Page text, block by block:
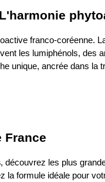
franco-coréenne.
les lumiphénols, des
unique, ancrée dans
France
, découvrez les plus
la formule idéale pour